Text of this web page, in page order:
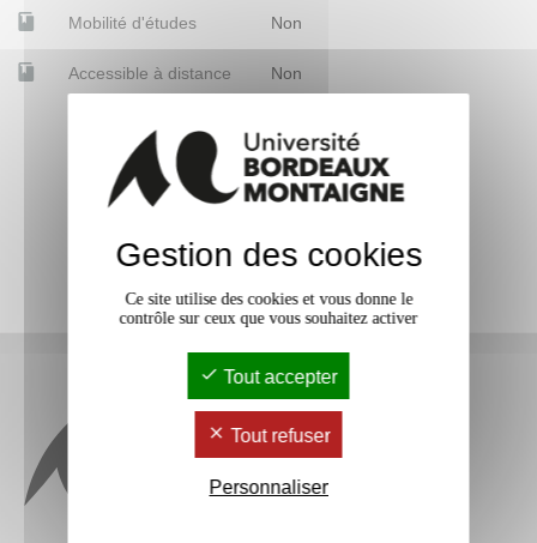
Mobilité d'études Non
Accessible à distance Non
Gestion des cookies
Ce site utilise des cookies et vous donne le
contrôle sur ceux que vous souhaitez activer
Tout accepter
Tout refuser
Personnaliser